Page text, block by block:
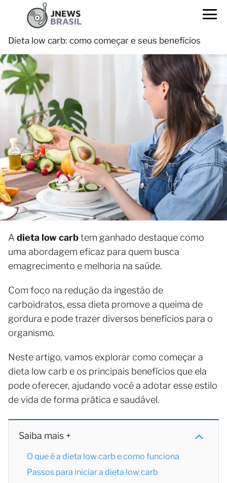
Dieta low carb: como começar e seus benefícios
A dieta low carbtem ganhado destaque como
uma abordagem eficaz para quem busca
emagrecimento e melhoria na saúde.
Com foco na redução da ingestão de
carboidratos, essa dieta promove a queima de
gordura e pode trazer diversos benefícios para o
organismo.
Neste artigo, vamos explorar como começar a
dieta low carb e os principais benefícios que ela
pode oferecer, ajudando você a adotar esse estilo
de vida de forma prática e saudável.
Saiba mais +
O que é a dieta low carb e como funciona
Passos para iniciar a dieta low carb